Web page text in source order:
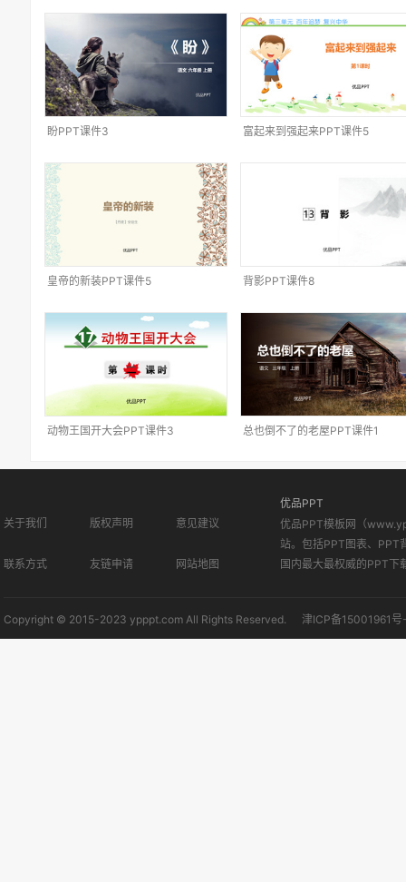
盼PPT课件3 富起来到强起来PPT课件5
皇帝的新装PPT课件5 背影PPT课件8
动物王国开大会PPT课件3 总也倒不了的老屋PPT课件1
关于我们 版权声明 意见建议
联系方式 友链申请 网站地图
优品PPT
优品PPT模板网（
站。包括PPT图表、PPT
国内最大最权威的PPT下
Copyright © 2015-2023 ypppt.com All Rights Reserved. 津ICP备15001961号